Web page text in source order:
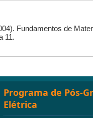
Fundamentos de
11.
Programa de Pós-
Elétrica